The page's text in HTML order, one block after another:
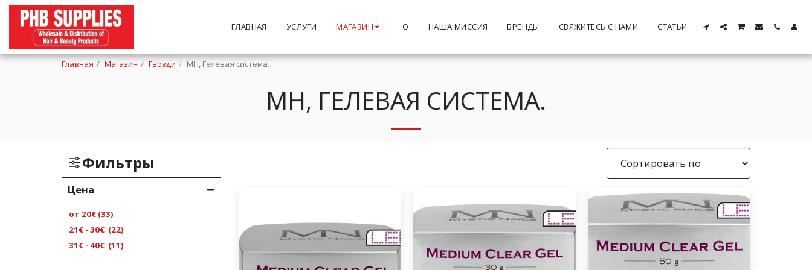
ГЛАВНАЯ УСЛУГИ МАГАЗИН О НАША МИССИЯ БРЕНДЫ СВЯЖИТЕСЬ С НАМИ СТАТЬИ
Главная Магазин Гвозди МН, Гелевая система.
МН, ГЕЛЕВАЯ СИСТЕМА.
Фильтры
Цена
от 20€ (33)
21 € - 30€ (22)
31 € - 40€ (11)